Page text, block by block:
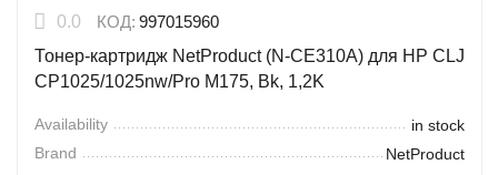
0.0 КОД: 997015960
Тонер-картридж NetProduct (N-CE310A) для HP CLJ
CP1025/1025nw/Pro M175, Bk, 1,2K
Availability
in stock
Brand
NetProduct